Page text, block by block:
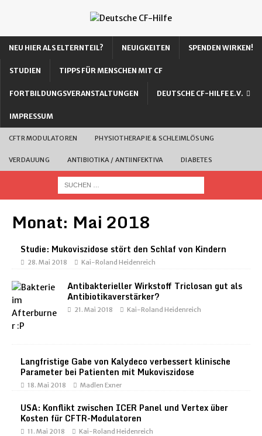
NEU HIER ALS ELTERNTEIL? NEUIGKEITEN SPENDEN WIRKEN!
STUDIEN TIPPS FÜR MENSCHEN MIT CF
FORTBILDUNGSVERANSTALTUNGEN DEUTSCHE CF-HILFE E.V.
IMPRESSUM
CFTR MODULATOREN PHYSIOTHERAPIE & SCHLEIMLÖSUNG
VERDAUUNG ANTIBIOTIKA / ANTIINFEKTIVA DIABETES
Monat: Mai 2018
Studie: Mukoviszidose stört den Schlaf von Kindern
28. Mai 2018 Kai-Roland Heidenreich
Antibakterieller Wirkstoff Triclosan gut als
Antibiotikaverstärker?
21. Mai 2018 Kai-Roland Heidenreich
Langfristige Gabe von Kalydeco verbessert klinische
Parameter bei Patienten mit Mukoviszidose
18. Mai 2018 Madlen Exner
USA: Konflikt zwischen ICER Panel und Vertex über
Kosten für CFTR-Modulatoren
11. Mai 2018 Kai-Roland Heidenreich